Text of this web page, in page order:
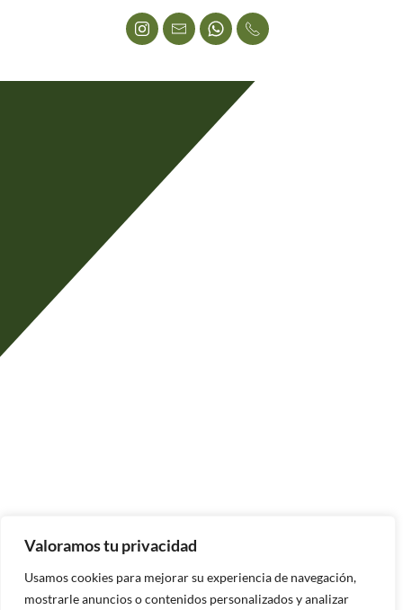
Valoramos tu privacidad
Usamos cookies para mejorar su experiencia de navegación,
mostrarle anuncios o contenidos personalizados y analizar